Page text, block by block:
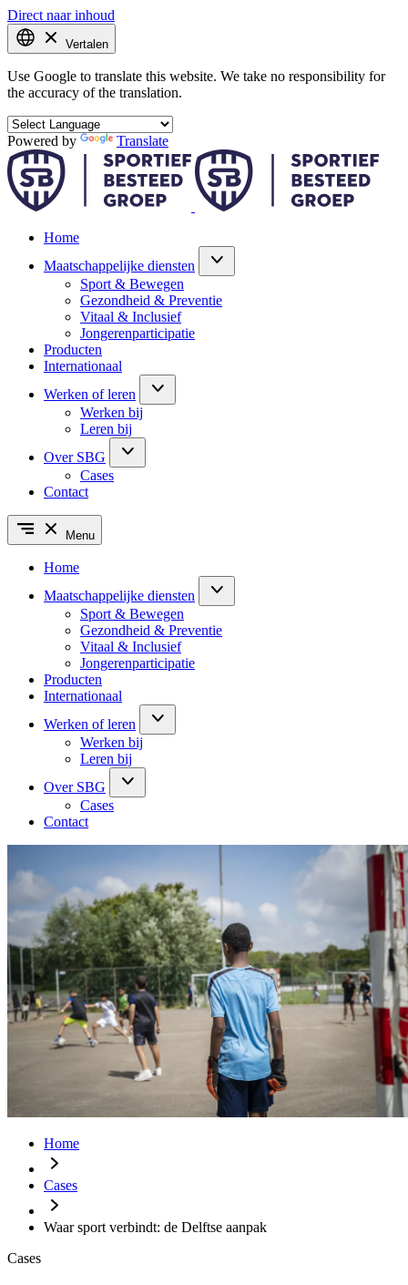
Direct naar inhoud
Vertalen
Use Google to translate this website. We take no responsibility for
the accuracy of the translation.
Powered by Translate
Home
Maatschappelijke diensten
Sport & Bewegen
Gezondheid & Preventie
Vitaal & Inclusief
Jongerenparticipatie
Producten
Internationaal
Werken of leren
Werken bij
Leren bij
Over SBG
Cases
Contact
Menu
Home
Maatschappelijke diensten
Sport & Bewegen
Gezondheid & Preventie
Vitaal & Inclusief
Jongerenparticipatie
Producten
Internationaal
Werken of leren
Werken bij
Leren bij
Over SBG
Cases
Contact
Home
Cases
Waar sport verbindt: de Delftse aanpak
Cases